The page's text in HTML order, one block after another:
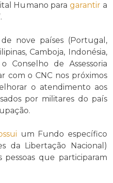
Humano paragarantir a
nove países (Portugal,
Camboja, Indonésia,
de Assessoria
com o CNC nos próximos
o atendimento aos
por militares do país
um Fundo específico
da Libertação Nacional)
pessoas que participaram